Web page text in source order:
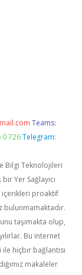
Teams:
0 726 Telegram:
Bilgi Teknolojileri
Yer Sağlayıcı
içerikleri proaktif
bulunmamaktadır.
taşımakta olup,
Bu internet
hiçbir bağlantısı
makaleler